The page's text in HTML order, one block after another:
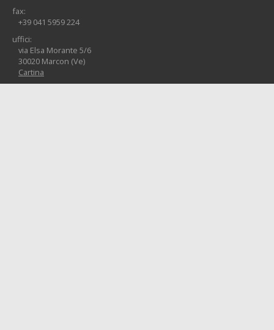
fax:
+39 041 5959 224
uffici:
via Elsa Morante 5/6
30020 Marcon (Ve)
Cartina